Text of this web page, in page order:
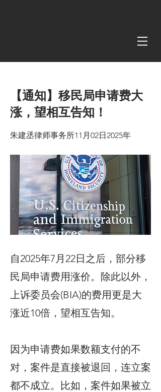
【通知】移民局申请费大
涨，望相互告知！
朱建丞律师事务所11月02日2025年
自2025年7月22日之后，部分移
民局申请费用涨价。除此以外，
上诉委员会(BIA)的费用更是大
涨近10倍，望相互告知。
因为申请费如果数额支付的不
对，案件是直接被退回，连立案
都不成立。比如，案件如果被立